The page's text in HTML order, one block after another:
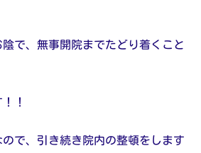
で、無事開院までたどり着くこと
！
で、引き続き院内の整頓をします